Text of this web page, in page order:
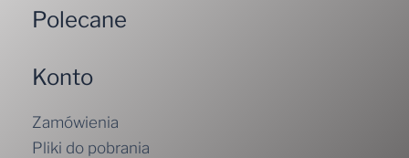
Polecane
Konto
Zamówienia
Pliki do pobrania